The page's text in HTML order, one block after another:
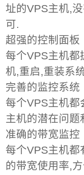
址的VPS主机,
可.
超强的控制面板
每个VPS主机
机,重启,重装系
完善的监控系统
每个VPS主机
主机的潜在问
准确的带宽监控
每个VPS主机
的带宽使用率,